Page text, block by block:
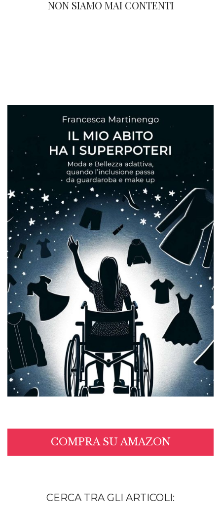
NON SIAMO MAI CONTENTI
COMPRA SU AMAZON
CERCA TRA GLI ARTICOLI: